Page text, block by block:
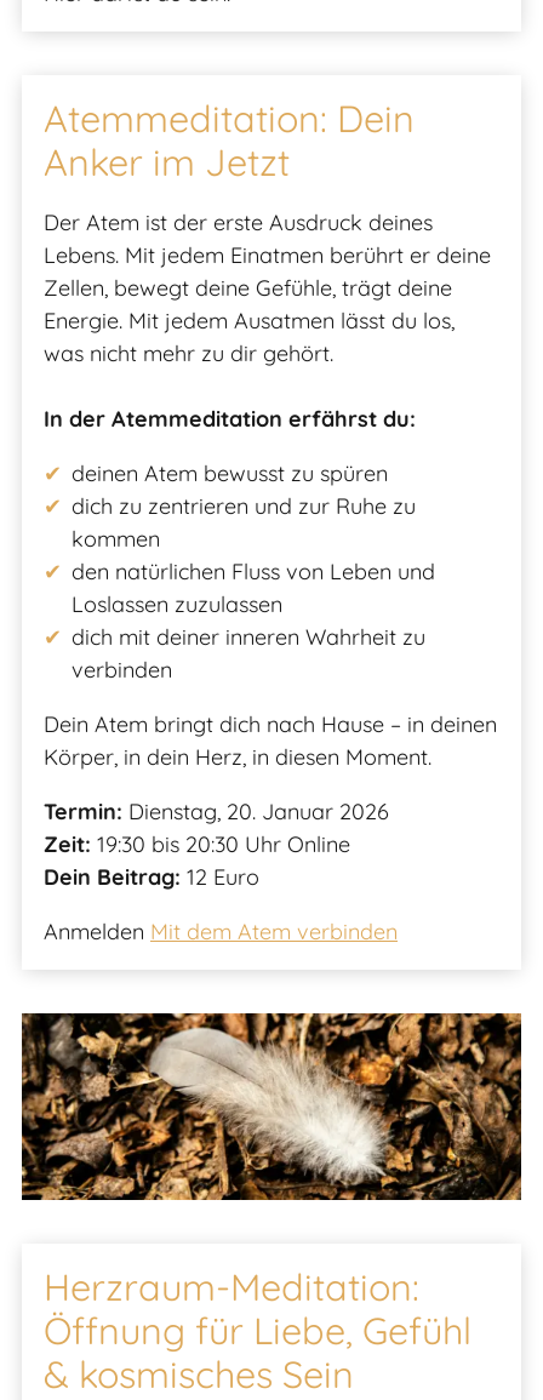
Atemmeditation: Dein
Anker im Jetzt
Der Atem ist der erste Ausdruck deines
Lebens. Mit jedem Einatmen berührt er deine
Zellen, bewegt deine Gefühle, trägt deine
Energie. Mit jedem Ausatmen lässt du los,
was nicht mehr zu dir gehört.
In der Atemmeditation erfährst du:
deinen Atem bewusst zu spüren
dich zu zentrieren und zur Ruhe zu
kommen
den natürlichen Fluss von Leben und
Loslassen zuzulassen
dich mit deiner inneren Wahrheit zu
verbinden
Dein Atem bringt dich nach Hause – in deinen
Körper, in dein Herz, in diesen Moment.
Termin: Dienstag, 20. Januar 2026
Zeit: 19:30 bis 20:30 Uhr Online
Dein Beitrag: 12 Euro
Anmelden Mit dem Atem verbinden
Herzraum-Meditation:
Öffnung für Liebe, Gefühl
& kosmisches Sein